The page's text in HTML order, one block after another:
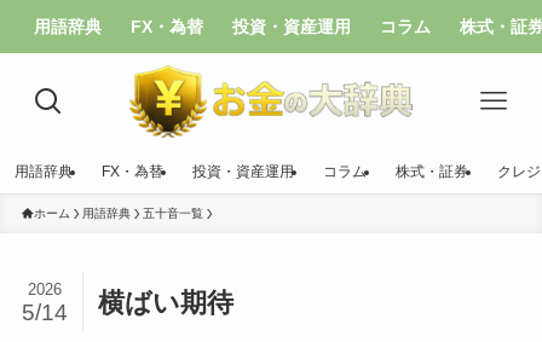
用語辞典 FX・為替 投資・資産運用 コラム 株式・証
用語辞典 FX・為替 投資・資産運用 コラム 株式・証券 クレ
ホーム 用語辞典 五十音一覧
横ばい期待
2026
5/14